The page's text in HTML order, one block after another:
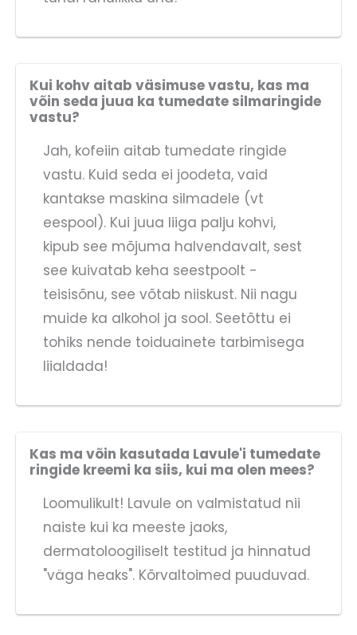
Kui kohv aitab väsimuse vastu, kas ma
võin seda juua ka tumedate silmaringide
vastu?
Jah, kofeiin aitab tumedate ringide
vastu. Kuid seda ei joodeta, vaid
kantakse maskina silmadele (vt
eespool). Kui juua liiga palju kohvi,
kipub see mõjuma halvendavalt, sest
see kuivatab keha seestpoolt -
teisisõnu, see võtab niiskust. Nii nagu
muide ka alkohol ja sool. Seetõttu ei
tohiks nende toiduainete tarbimisega
liialdada!
Kas ma võin kasutada Lavule'i tumedate
ringide kreemi ka siis, kui ma olen mees?
Loomulikult! Lavule on valmistatud nii
naiste kui ka meeste jaoks,
dermatoloogiliselt testitud ja hinnatud
"väga heaks". Kõrvaltoimed puuduvad.